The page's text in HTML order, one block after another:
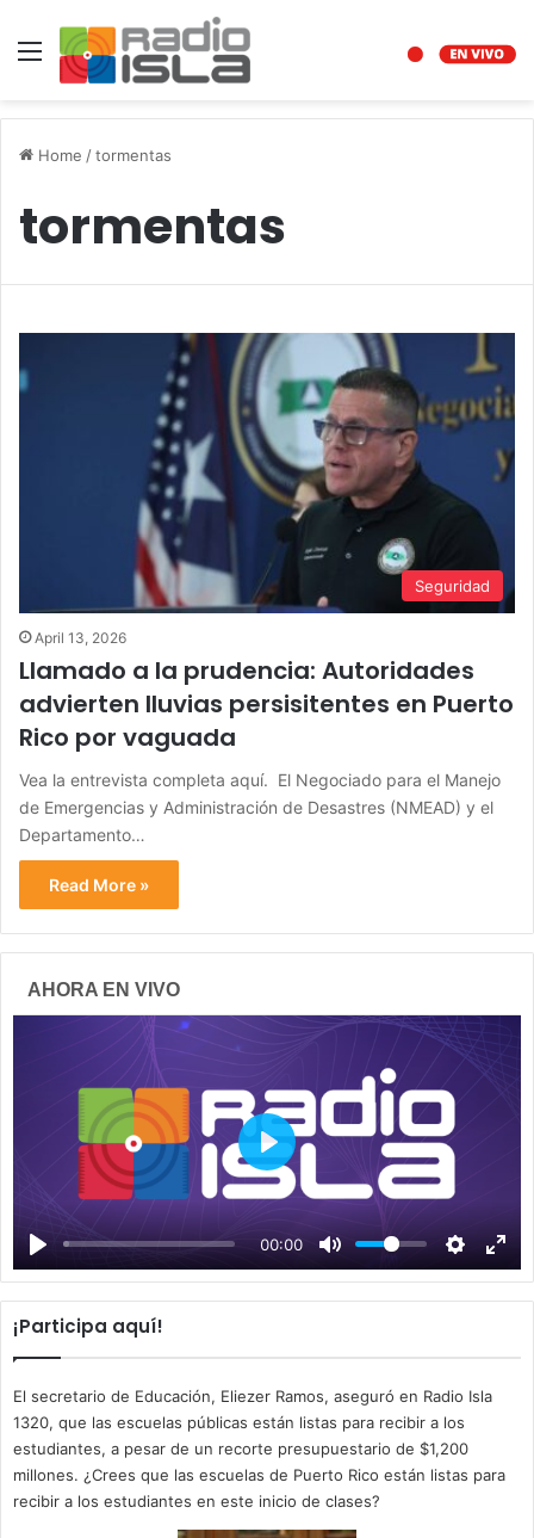
Menu
Home /tormentas
tormentas
Seguridad
April 13, 2026
Llamado a la prudencia: Autoridades
advierten lluvias persisitentes en Puerto
Rico por vaguada
Vea la entrevista completa aquí. El Negociado para el Manejo
de Emergencias y Administración de Desastres (NMEAD) y el
Departamento…
Read More »
AHORA EN VIVO
00:00
P
a
y
¡Participa aquí!
El secretario de Educación, Eliezer Ramos, aseguró en Radio Isla
1320, que las escuelas públicas están listas para recibir a los
estudiantes, a pesar de un recorte presupuestario de $1,200
millones. ¿Crees que las escuelas de Puerto Rico están listas para
recibir a los estudiantes en este inicio de clases?